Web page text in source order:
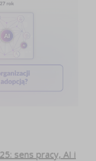
sens pracy, AI i